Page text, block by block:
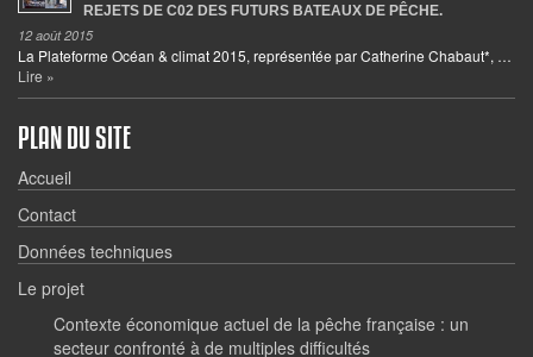
REJETS DE C02 DES FUTURS BATEAUX DE PÊCHE.
12 août 2015
La Plateforme Océan & climat 2015, représentée par Catherine Chabaut*, …
Lire »
PLAN DU SITE
Accueil
Contact
Données techniques
Le projet
Contexte économique actuel de la pêche française : un
secteur confronté à de multiples difficultés